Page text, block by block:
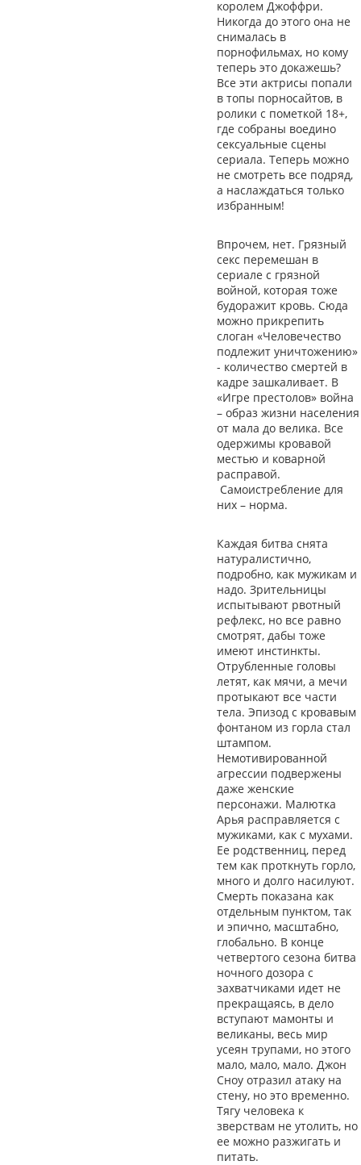
королем Джоффри.
Никогда до этого она не
снималась в
порнофильмах, но кому
теперь это докажешь?
Все эти актрисы попали
в топы порносайтов, в
ролики с пометкой 18+,
где собраны воедино
сексуальные сцены
сериала. Теперь можно
не смотреть все подряд,
а наслаждаться только
избранным!
Впрочем, нет. Грязный
секс перемешан в
сериале с грязной
войной, которая тоже
будоражит кровь. Сюда
можно прикрепить
слоган «Человечество
подлежит уничтожению»
- количество смертей в
кадре зашкаливает. В
«Игре престолов» война
– образ жизни населения
от мала до велика. Все
одержимы кровавой
местью и коварной
расправой.
Самоистребление для
них – норма.
Каждая битва снята
натуралистично,
подробно, как мужикам и
надо. Зрительницы
испытывают рвотный
рефлекс, но все равно
смотрят, дабы тоже
имеют инстинкты.
Отрубленные головы
летят, как мячи, а мечи
протыкают все части
тела. Эпизод с кровавым
фонтаном из горла стал
штампом.
Немотивированной
агрессии подвержены
даже женские
персонажи. Малютка
Арья расправляется с
мужиками, как с мухами.
Ее родственниц, перед
тем как проткнуть горло,
много и долго насилуют.
Смерть показана как
отдельным пунктом, так
и эпично, масштабно,
глобально. В конце
четвертого сезона битва
ночного дозора с
захватчиками идет не
прекращаясь, в дело
вступают мамонты и
великаны, весь мир
усеян трупами, но этого
мало, мало, мало. Джон
Сноу отразил атаку на
стену, но это временно.
Тягу человека к
зверствам не утолить, но
ее можно разжигать и
питать.